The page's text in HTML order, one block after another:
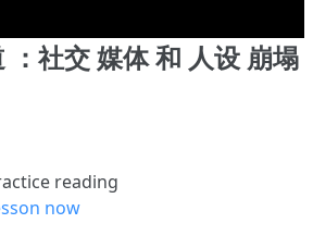
：社交 媒体 和 人设 崩塌
reading
now